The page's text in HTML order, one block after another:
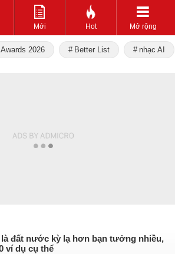
Mới Hot Mở rộng
2026 Better List nhạc AI
là đất nước kỳ lạ hơn bạn tưởng nhiều,
ví dụ cụ thể